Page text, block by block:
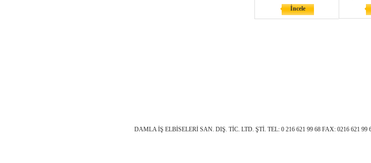
İncele
DAMLA İŞ ELBİSELERİ SAN. DIŞ. TİC. LTD. ŞTİ. TEL: 0 216 621 99 68 FAX: 0216 621 99